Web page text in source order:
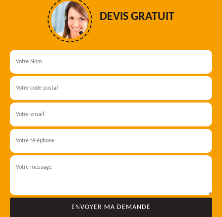
DEVIS GRATUIT